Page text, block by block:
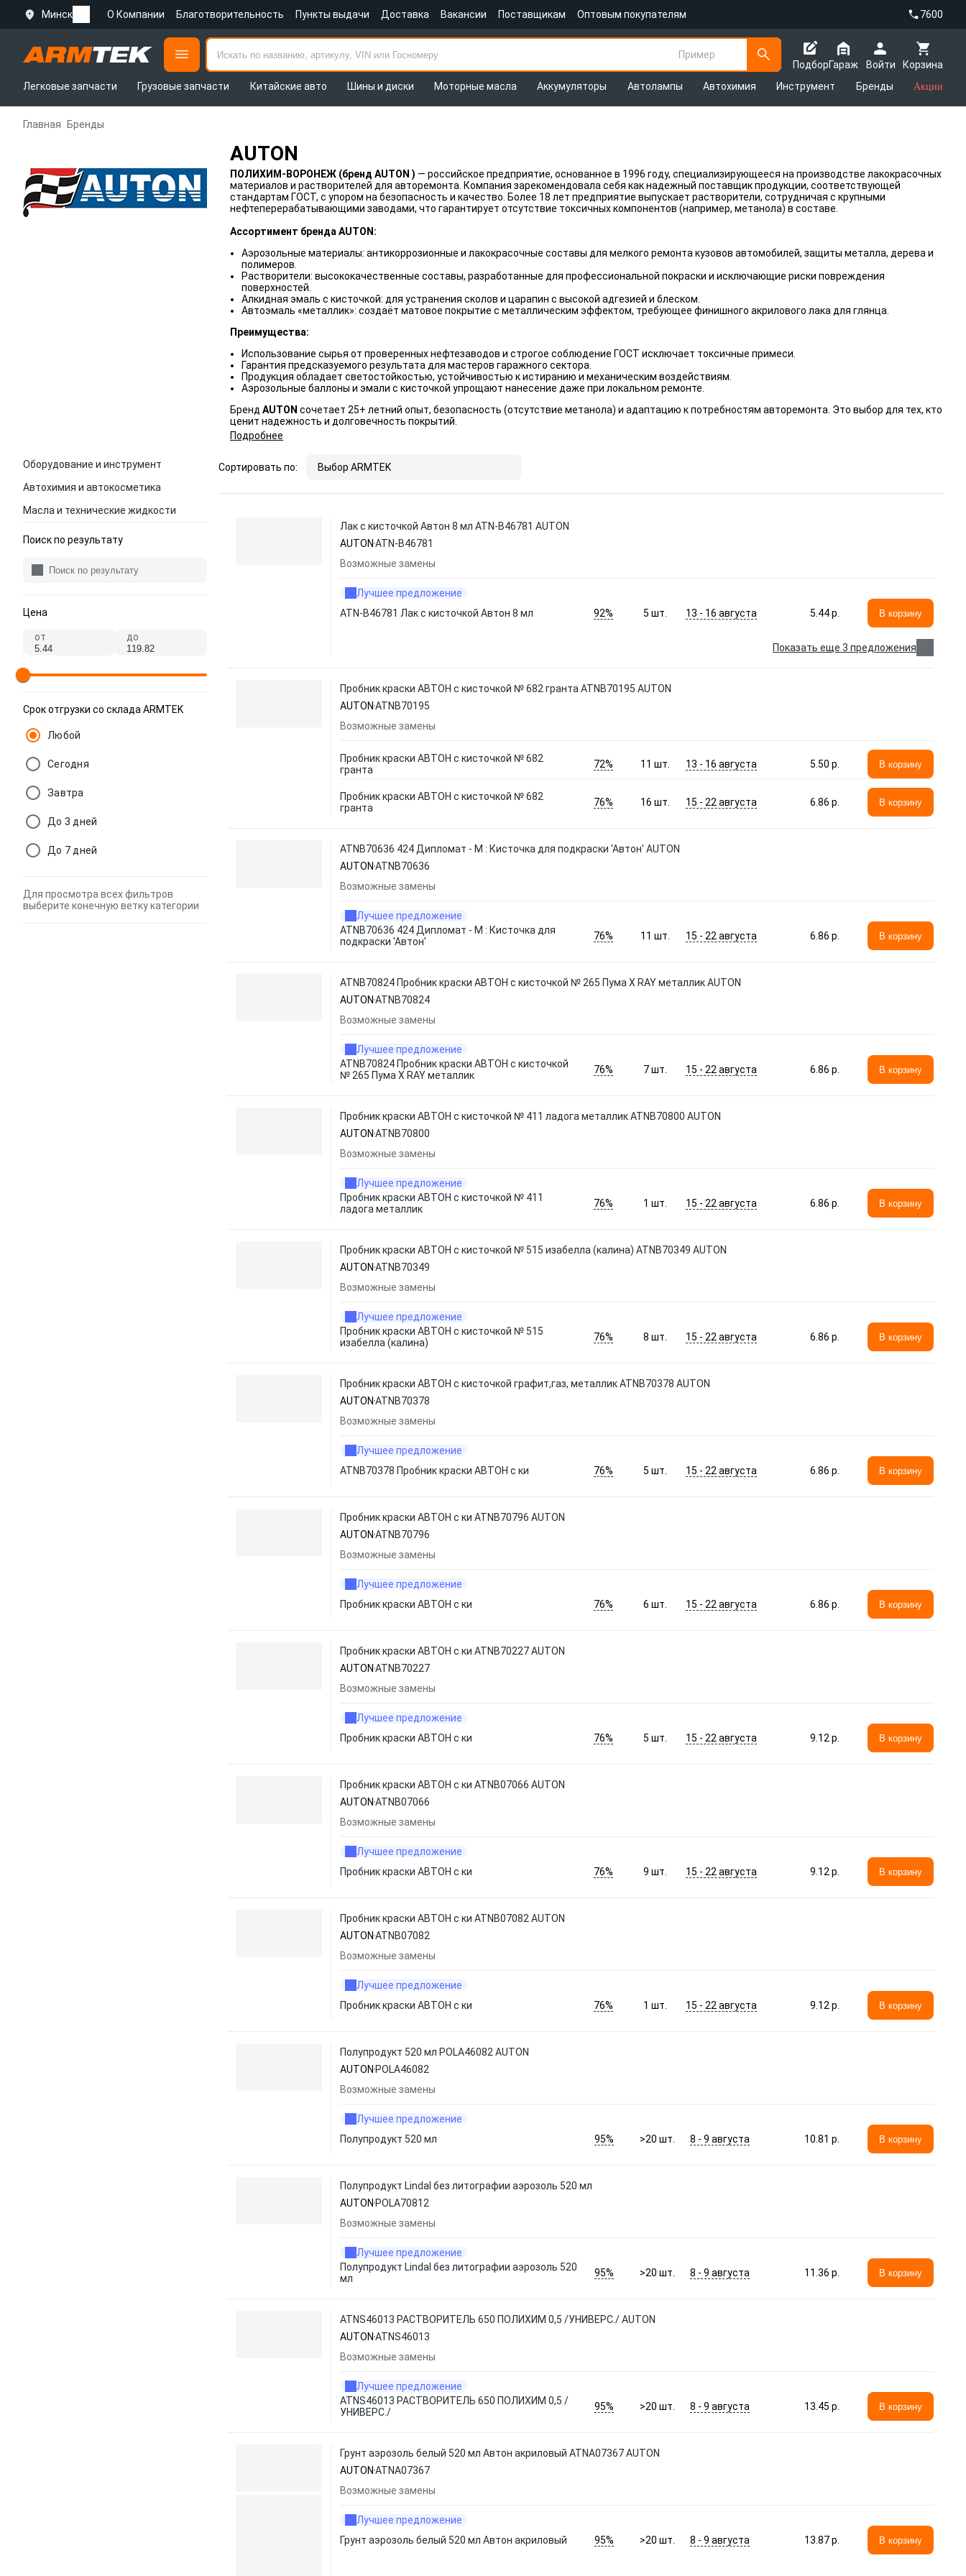
Минск О Компании Благотворительность Пункты выдачи Доставка Вакансии Поставщикам Оптовым покупателям 7600
Пример
Подбор
Корзина
Гараж
Войти
Легковые запчасти
Грузовые запчасти Китайские авто Шины и диски Моторные масла Аккумуляторы Автолампы Автохимия Инструмент Бренды Акции
Главная Бренды
AUTON
ПОЛИХИМ-ВОРОНЕЖ (бренд AUTON ) — российское предприятие, основанное в 1996 году, специализирующееся на производстве лакокрасочных
материалов и растворителей для авторемонта. Компания зарекомендовала себя как надежный поставщик продукции, соответствующей
стандартам ГОСТ, с упором на безопасность и качество. Более 18 лет предприятие выпускает растворители, сотрудничая с крупными
нефтеперерабатывающими заводами, что гарантирует отсутствие токсичных компонентов (например, метанола) в составе.
Ассортимент бренда AUTON:
Аэрозольные материалы: антикоррозионные и лакокрасочные составы для мелкого ремонта кузовов автомобилей, защиты металла, дерева и
полимеров.
Растворители: высококачественные составы, разработанные для профессиональной покраски и исключающие риски повреждения
поверхностей.
Алкидная эмаль с кисточкой: для устранения сколов и царапин с высокой адгезией и блеском.
Автоэмаль «металлик»: создаёт матовое покрытие с металлическим эффектом, требующее финишного акрилового лака для глянца.
Преимущества:
Использование сырья от проверенных нефтезаводов и строгое соблюдение ГОСТ исключает токсичные примеси.
Гарантия предсказуемого результата для мастеров гаражного сектора.
Продукция обладает светостойкостью, устойчивостью к истиранию и механическим воздействиям.
Аэрозольные баллоны и эмали с кисточкой упрощают нанесение даже при локальном ремонте.
Бренд AUTON сочетает 25+ летний опыт, безопасность (отсутствие метанола) и адаптацию к потребностям авторемонта. Это выбор для тех, кто
ценит надежность и долговечность покрытий.
Подробнее
Оборудование и инструмент
Автохимия и автокосметика
Масла и технические жидкости
Поиск по результату
Цена
от до
Срок отгрузки со склада ARMTEK
Любой
Сегодня
Завтра
До 3 дней
До 7 дней
Для просмотра всех фильтров
выберите конечную ветку категории
Сортировать по: Выбор ARMTEK
Лак с кисточкой Автон 8 мл ATN-B46781 AUTON
AUTON ATN-B46781
Возможные замены
Лучшее предложение
ATN-B46781 Лак с кисточкой Автон 8 мл
92% 5 шт. 13 - 16 августа 5.44 p. В корзину
Показать еще 3 предложения
Пробник краски АВТОН с кисточкой № 682 гранта ATNB70195 AUTON
AUTON ATNB70195
Возможные замены
Пробник краски АВТОН с кисточкой № 682
гранта
72% 11 шт. 13 - 16 августа 5.50 p. В корзину
Пробник краски АВТОН с кисточкой № 682
гранта
76% 16 шт. 15 - 22 августа 6.86 p. В корзину
ATNB70636 424 Дипломат - М : Кисточка для подкраски 'Автон' AUTON
AUTON ATNB70636
Возможные замены
Лучшее предложение
ATNB70636 424 Дипломат - М : Кисточка для
подкраски 'Автон'
76% 11 шт. 15 - 22 августа 6.86 p. В корзину
ATNB70824 Пробник краски АВТОН с кисточкой № 265 Пума X RAY металлик AUTON
AUTON ATNB70824
Возможные замены
Лучшее предложение
ATNB70824 Пробник краски АВТОН с кисточкой
№ 265 Пума X RAY металлик
76% 7шт. 15 - 22 августа 6.86 p. В корзину
Пробник краски АВТОН с кисточкой № 411 ладога металлик ATNB70800 AUTON
AUTON ATNB70800
Возможные замены
Лучшее предложение
Пробник краски АВТОН с кисточкой № 411
ладога металлик
76% 1 шт. 15 - 22 августа 6.86 p. В корзину
Пробник краски АВТОН с кисточкой № 515 изабелла (калина) ATNB70349 AUTON
AUTON ATNB70349
Возможные замены
Лучшее предложение
Пробник краски АВТОН с кисточкой № 515
изабелла (калина)
76% 8 шт. 15 - 22 августа 6.86 p. В корзину
Пробник краски АВТОН с кисточкой графит,газ, металлик ATNB70378 AUTON
AUTON ATNB70378
Возможные замены
Лучшее предложение
ATNB70378 Пробник краски АВТОН с ки
76% 5 шт. 15 - 22 августа 6.86 p. В корзину
Пробник краски АВТОН с ки ATNB70796 AUTON
AUTON ATNB70796
Возможные замены
Лучшее предложение
Пробник краски АВТОН с ки
76% 6 шт. 15 - 22 августа 6.86 p. В корзину
Пробник краски АВТОН с ки ATNB70227 AUTON
AUTON ATNB70227
Возможные замены
Лучшее предложение
Пробник краски АВТОН с ки
76% 5 шт. 15 - 22 августа 9.12 p. В корзину
Пробник краски АВТОН с ки ATNB07066 AUTON
AUTON ATNB07066
Возможные замены
Лучшее предложение
Пробник краски АВТОН с ки
76% 9 шт. 15 - 22 августа 9.12 p. В корзину
Пробник краски АВТОН с ки ATNB07082 AUTON
AUTON ATNB07082
Возможные замены
Лучшее предложение
Пробник краски АВТОН с ки
76% 1 шт. 15 - 22 августа 9.12 p. В корзину
Полупродукт 520 мл POLA46082 AUTON
AUTON POLA46082
Возможные замены
Лучшее предложение
Полупродукт 520 мл
95% >20шт. 8 - 9 августа 10.81 p. В корзину
Полупродукт Lindal без литографии аэрозоль 520 мл
AUTON POLA70812
Возможные замены
Лучшее предложение
Полупродукт Lindal без литографии аэрозоль 520
мл
95% >20шт. 8 - 9 августа 11.36 p. В корзину
ATNS46013 РАСТВОРИТЕЛЬ 650 ПОЛИХИМ 0,5 /УНИВЕРС./ AUTON
AUTON ATNS46013
Возможные замены
Лучшее предложение
ATNS46013 РАСТВОРИТЕЛЬ 650 ПОЛИХИМ 0,5 /
УНИВЕРС./
95% >20шт. 8 - 9 августа 13.45 p. В корзину
Грунт аэрозоль белый 520 мл Автон акриловый ATNA07367 AUTON
AUTON ATNA07367
Возможные замены
Лучшее предложение
Грунт аэрозоль белый 520 мл Автон акриловый
95% >20шт. 8 - 9 августа 13.87 p. В корзину